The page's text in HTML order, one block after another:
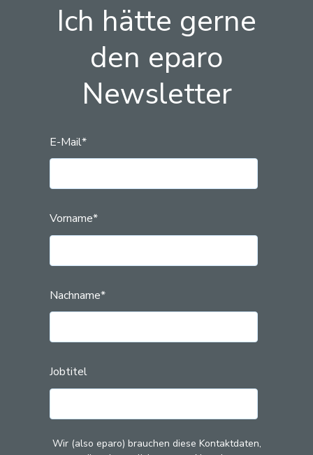
Ich hätte gerne
den eparo
Newsletter
E-Mail*
Vorname*
Nachname*
Jobtitel
Wir (also eparo) brauchen diese Kontaktdaten,